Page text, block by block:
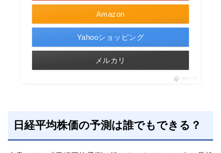
Amazon
Yahooショッピング
メルカリ
ポチップ
日経平均株価の予測は誰でもできる？